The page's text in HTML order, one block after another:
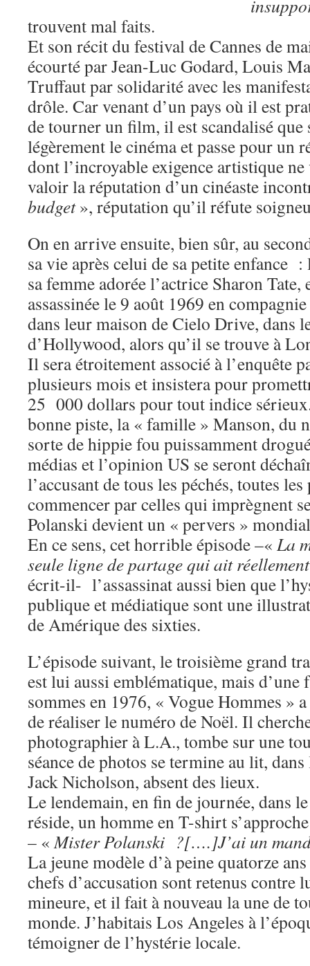
trouvent mal faits.
Et son récit du festival de Cannes de
écourté par Jean-Luc Godard, Louis
Truffaut par solidarité avec les
drôle. Car venant d’un pays où il est
de tourner un film, il est scandalisé que
légèrement le cinéma et passe pour
dont l’incroyable exigence artistique
valoir la réputation d’un cinéaste
budget», réputation qu’il réfute
On en arrive ensuite, bien sûr, au
sa vie après celui de sa petite enfance
sa femme adorée l’actrice Sharon
assassinée le 9 août 1969 en
dans leur maison de Cielo Drive, dans
d’Hollywood, alors qu’il se trouve à
Il sera étroitement associé à l’enquête
plusieurs mois et insistera pour
25 000 dollars pour tout indice
bonne piste, la « famille » Manson, du
sorte de hippie fou puissamment
médias et l’opinion US se seront
l’accusant de tous les péchés, toutes
commencer par celles qui imprègnent
Polanski devient un « pervers »
En ce sens, cet horrible épisode –« La
seule ligne de partage qui ait
écrit-il- l’assassinat aussi bien que
publique et médiatique sont une
de Amérique des sixties.
L’épisode suivant, le troisième grand
est lui aussi emblématique, mais d’une
sommes en 1976, « Vogue Hommes »
de réaliser le numéro de Noël. Il
photographier à L.A., tombe sur une
séance de photos se termine au lit,
Jack Nicholson, absent des lieux.
Le lendemain, en fin de journée, dans
réside, un homme en T-shirt
– «Mister Polanski ?[….]J’ai un
La jeune modèle d’à peine quatorze
chefs d’accusation sont retenus contre
mineure, et il fait à nouveau la une de
monde. J’habitais Los Angeles à
témoigner de l’hystérie locale.